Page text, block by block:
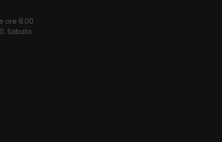
ore 8.00
Sabato